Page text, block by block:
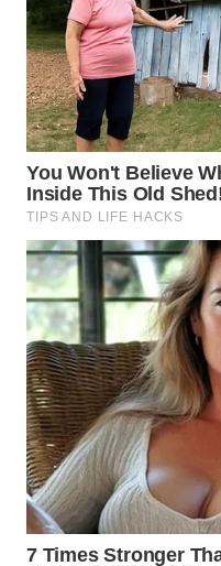
WN DELI
SERDANG
WN
TEBING
TINGGI
WN
PAKPAK
WN
KARAWANG
WN
BEKASI
WN
BOGOR
WN